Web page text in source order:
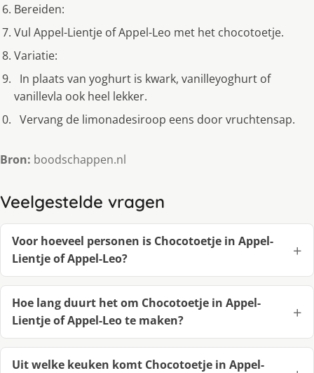
Bereiden:
Vul Appel-Lientje of Appel-Leo met het chocotoetje.
Variatie:
In plaats van yoghurt is kwark, vanilleyoghurt of
vanillevla ook heel lekker.
Vervang de limonadesiroop eens door vruchtensap.
Bron: boodschappen.nl
Veelgestelde vragen
Voor hoeveel personen is Chocotoetje in Appel-
Lientje of Appel-Leo?
Hoe lang duurt het om Chocotoetje in Appel-
Lientje of Appel-Leo te maken?
Uit welke keuken komt Chocotoetje in Appel-